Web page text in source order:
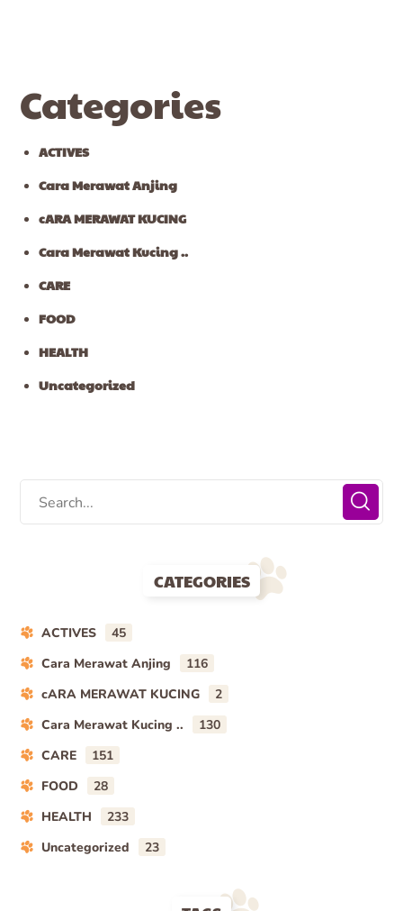
Categories
ACTIVES
Cara Merawat Anjing
cARA MERAWAT KUCING
Cara Merawat Kucing ..
CARE
FOOD
HEALTH
Uncategorized
CATEGORIES
ACTIVES
45
Cara Merawat Anjing
116
cARA MERAWAT KUCING
2
Cara Merawat Kucing ..
130
CARE
151
FOOD
28
HEALTH
233
Uncategorized
23